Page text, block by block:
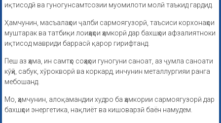
иқтисодӣ ва гуногунсамтсозии муомилоти молӣ таъкид гардид.
Ҳамчунин, масъалаҳои ҷалби сармоягузорӣ, таъсиси корхонаҳои
муштарак ва татбиқи лоиҳаҳои ҳамкорӣ дар бахшҳои афзалиятноки
иқтисод мавриди баррасӣ қарор гирифтанд.
Пеш аз ҳама, ин самтҳо соҳаҳои гуногуни саноат, аз ҷумла саноати
кӯҳӣ, сабук, хӯрокворӣ ва коркард, инчунин металлургияи ранга
мебошанд.
Мо, ҳамчунин, алоқамандии худро ба ҳамкории сармоягузорӣ дар
бахшҳои энергетика, нақлиёт ва кишоварзӣ баён намудем.